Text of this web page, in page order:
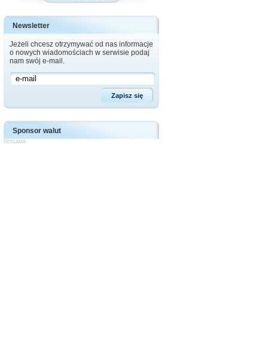
Newsletter
Jeżeli chcesz otrzymywać od nas informacje
o nowych wiadomościach w serwisie podaj
nam swój e-mail.
Sponsor walut